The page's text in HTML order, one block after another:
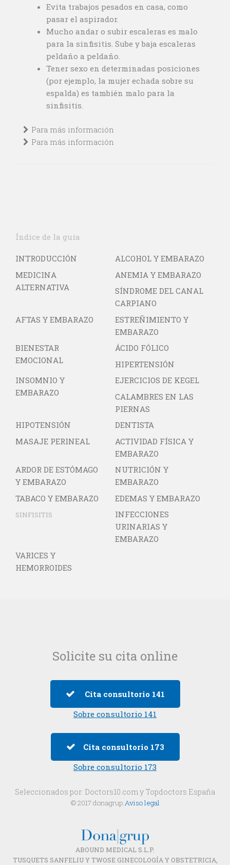
Evita trabajos pesados en casa, como
pasar el aspirador.
Mucho andar o subir escaleras es malo
para la sinfisitis. Sube y baja escaleras
peldaño a peldaño.
Tener sexo en determinadas posiciones
(por ejemplo, la mujer echada sobre su
espalda) es también malo para la
sinfisitis.
Para más información
Para más información
Índice de la guía
INTRODUCCIÓN
ALCOHOL Y EMBARAZO
MEDICINA
ALTERNATIVA
ANEMIA Y EMBARAZO
SÍNDROME DEL CANAL
CARPIANO
AFTAS Y EMBARAZO
ESTREÑIMIENTO Y
EMBARAZO
BIENESTAR
EMOCIONAL
ÁCIDO FÓLICO
HIPERTENSIÓN
INSOMNIO Y
EMBARAZO
EJERCICIOS DE KEGEL
CALAMBRES EN LAS
PIERNAS
HIPOTENSIÓN
DENTISTA
MASAJE PERINEAL
ACTIVIDAD FÍSICA Y
EMBARAZO
ARDOR DE ESTÓMAGO
Y EMBARAZO
NUTRICIÓN Y
EMBARAZO
TABACO Y EMBARAZO
EDEMAS Y EMBARAZO
SINFISITIS
INFECCIONES
URINARIAS Y
EMBARAZO
VARICES Y
HEMORROIDES
Solicite su cita online
Cita consultorio 141
Sobre consultorio 141
Cita consultorio 173
Sobre consultorio 173
Seleccionados por: Doctors10.com y Topdoctors España
© 2017 donagrup. Aviso legal
ABOUND MEDICAL S.L.P.
TUSQUETS SANFELIU Y TWOSE GINECOLOGÍA Y OBSTETRICIA,